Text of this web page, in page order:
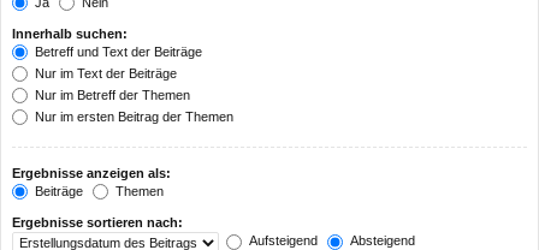
Innerhalb suchen:
Betreff und Text der Beiträge
Nur im Text der Beiträge
Nur im Betreff der Themen
Nur im ersten Beitrag der Themen
Ergebnisse anzeigen als:
Beiträge
Themen
Ergebnisse sortieren nach:
Aufsteigend
Absteigend